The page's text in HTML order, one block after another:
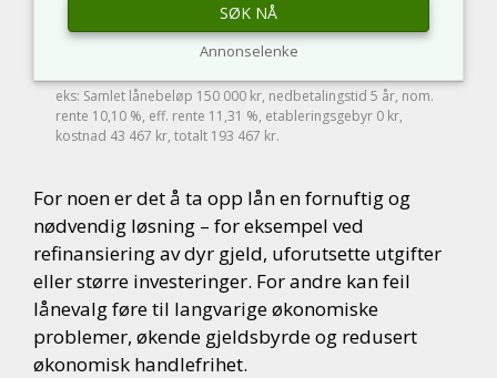
SØK NÅ
Annonselenke
eks: Samlet lånebeløp 150 000 kr, nedbetalingstid 5 år, nom.
rente 10,10 %, eff. rente 11,31 %, etableringsgebyr 0 kr,
kostnad 43 467 kr, totalt 193 467 kr.
For noen er det å ta opp lån en fornuftig og
nødvendig løsning – for eksempel ved
refinansiering av dyr gjeld, uforutsette utgifter
eller større investeringer. For andre kan feil
lånevalg føre til langvarige økonomiske
problemer, økende gjeldsbyrde og redusert
økonomisk handlefrihet.